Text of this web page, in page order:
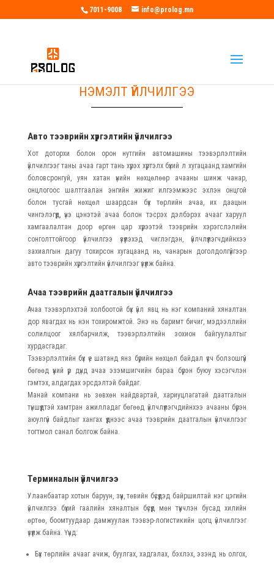
7011-9008 info@prolog.mn
НЭМЭЛТ ҮЙЛЧИЛГЭЭ
Авто тээврийн хүргэлтийн үйлчилгээ
Хот доторхи болон орон нутгийн автомашины тээвэрлэлтийн
үйлчилгээг таны ачаа гарт тань хүрэх хүртэлх бүхий л хугацаанд хамгийн
боловсронгуй, уян хатан үнийн нөхцөлөөр ачааны шинж чанар,
онцлогоос шалтгаалан энгийн жижиг илгээмжээс эхлэн онцгой
болон тусгай нөхцөл шаардсан бүх төрлийн ачаа, их даацын
чингэлэгүүд, үнэ цэнэтэй ачаа болон тэсрэх дэлбэрэх ачааг харуул
хамгаалалтан доор өргөн цар хүрээтэй тээврийн хэрэгслэлийн
сонголттойгоор үйлчилгээ үзүүлэхэд чиглэгдэн, үйлчлүүлэгчдийнхээ
захиалгын дагуу тохирсон хугацаанд нь, чанарын доголдолгүйгээр
авто тээврийн хүргэлтийн үйлчилгээг үзүүлж байна.
Ачаа тээврийн даатгалын үйлчилгээ
Ачаа тээвэрлэхтэй холбоотой бүх үйл явц нь нэг компаний хяналтан
дор явагдах нь нэн тохиромжтой. Энэ нь баримт бичиг, мэдээллийн
солилцоог хялбарчилж, тээвэрлэлтийн зохион байгуулалтыг
хурдасгадаг.
Тээвэрлэлтийн бүх үе шатанд янз бүрийн нөхцөл байдал үүсч болзошгүй
бөгөөд үүний үр дүнд ачаа эзэмшигчийн бараа бүрэн буюу хэсэгчлэн
гэмтэх, алдагдах эрсдэлтэй байдаг.
Манай компани нь зөвхөн найдвартай, хариуцлагатай даатгалын
түншүүдтэй хамтран ажилладаг бөгөөд үйлчлүүлэгчдийнхээ ачааны бүрэн
аюулгүй байдлыг хангах үүднээс ачаа тээврийн даатгалын үйлчилгээг
тогтмол санал болгож байна.
Терминалын үйлчилгээ
Улаанбаатар хотын баруун, зүүн, төвийн бүсүүдэд байршилтай нэг цэгийн
үйлчилгээ бүхий гаалийн хяналтын бүсүүд мөн түүнчлэн бусад хилийн
өртөө, боомтуудаар дамжуулан тээвэр-логистикийн цогц үйлчилгээг
үзүүлж байна. Үүнд:
Бүх төрлийн ачааг ачиж, буулгах, хадгалах, бэхлэх, эзэнд нь олгох,